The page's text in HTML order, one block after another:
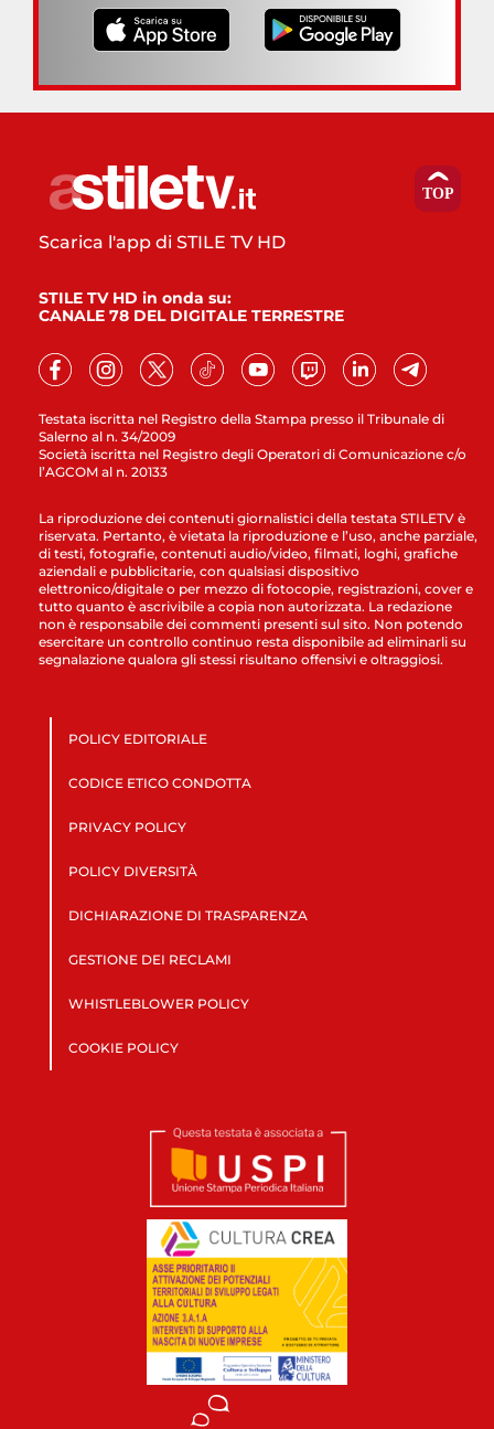
Testata iscritta nel Registro della Stampa presso il Tribunale di
Salerno al n. 34/2009
Società iscritta nel Registro degli Operatori di Comunicazione c/o
l’AGCOM al n. 20133
Scarica l'app di STILE TV HD
STILE TV HD in onda su:
CANALE 78 DEL DIGITALE TERRESTRE
La riproduzione dei contenuti giornalistici della testata STILETV è
riservata. Pertanto, è vietata la riproduzione e l’uso, anche parziale,
di testi, fotografie, contenuti audio/video, filmati, loghi, grafiche
aziendali e pubblicitarie, con qualsiasi dispositivo
elettronico/digitale o per mezzo di fotocopie, registrazioni, cover e
tutto quanto è ascrivibile a copia non autorizzata. La redazione
non è responsabile dei commenti presenti sul sito. Non potendo
esercitare un controllo continuo resta disponibile ad eliminarli su
segnalazione qualora gli stessi risultano offensivi e oltraggiosi.
POLICY EDITORIALE
CODICE ETICO CONDOTTA
PRIVACY POLICY
POLICY DIVERSITÀ
DICHIARAZIONE DI TRASPARENZA
GESTIONE DEI RECLAMI
WHISTLEBLOWER POLICY
COOKIE POLICY